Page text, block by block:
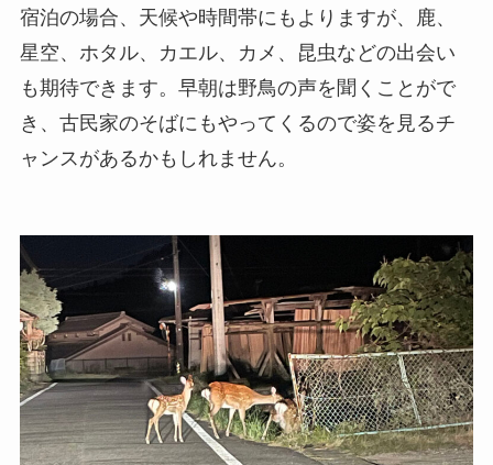
宿泊の場合、天候や時間帯にもよりますが、鹿、
星空、ホタル、カエル、カメ、昆虫などの出会い
も期待できます。早朝は野鳥の声を聞くことがで
き、古民家のそばにもやってくるので姿を見るチ
ャンスがあるかもしれません。